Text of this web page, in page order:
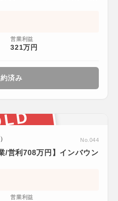
営業利益
321万円
済み
No.044
/営利708万円】インバウン
営業利益